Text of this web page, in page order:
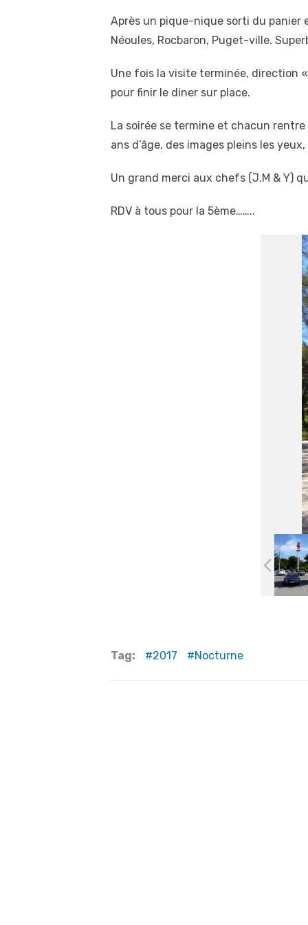
Après un pique-nique sorti du panier
Néoules, Rocbaron, Puget-ville.
Une fois la visite terminée, direction
pour finir le diner sur place.
La soirée se termine et chacun
ans d’âge, des images pleins les
Un grand merci aux chefs (J.M & Y)
RDV à tous pour la 5ème……..
Tag: 2017 Nocturne